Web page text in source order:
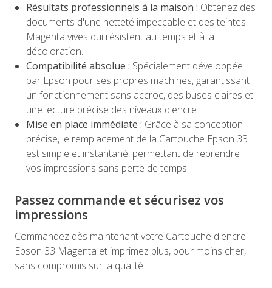
Résultats professionnels à la maison : Obtenez des
documents d'une netteté impeccable et des teintes
Magenta vives qui résistent au temps et à la
décoloration.
Compatibilité absolue : Spécialement développée
par Epson pour ses propres machines, garantissant
un fonctionnement sans accroc, des buses claires et
une lecture précise des niveaux d'encre.
Mise en place immédiate : Grâce à sa conception
précise, le remplacement de la Cartouche Epson 33
est simple et instantané, permettant de reprendre
vos impressions sans perte de temps.
Passez commande et sécurisez vos
impressions
Commandez dès maintenant votre Cartouche d'encre
Epson 33 Magenta et imprimez plus, pour moins cher,
sans compromis sur la qualité.